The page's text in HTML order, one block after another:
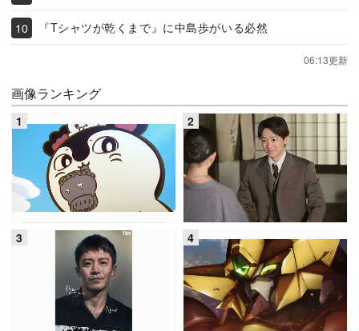
『Tシャツが乾くまで』に中島歩がいる必然
06:13更新
画像ランキング